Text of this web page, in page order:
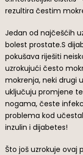
rezultira čestim
Jedan od najčešćih
bolest prostate.S
pokušava riješiti
uzrokujući često
mokrenja, neki drugi
uključuju promjene
nogama, česte
problema kod
inzulin i dijabetes!
Što još uzrokuje ovaj